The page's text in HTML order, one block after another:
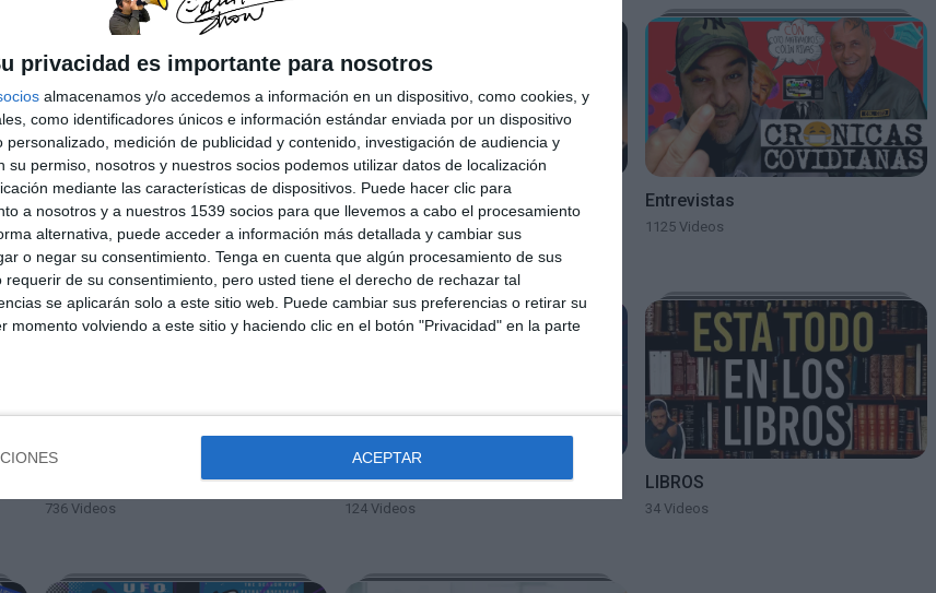
privacidad es importante para nosotros
almacenamos y/o accedemos a información en un dispositivo, como cookies, y
como identificadores únicos e información estándar enviada por un dispositivo
personalizado, medición de publicidad y contenido, investigación de audiencia y
su permiso, nosotros y nuestros socios podemos utilizar datos de localización
mediante las características de dispositivos. Puede hacer clic para
a nosotros y a nuestros 1539 socios para que llevemos a cabo el procesamiento
alternativa, puede acceder a información más detallada y cambiar sus
o negar su consentimiento. Tenga en cuenta que algún procesamiento de sus
de su consentimiento, pero usted tiene el derecho de rechazar tal
se aplicarán solo a este sitio web. Puede cambiar sus preferencias o retirar su
momento volviendo a este sitio y haciendo clic en el botón "Privacidad" en la parte
ACEPTAR
DOCUMENTALES
487 Videos
EL RINCON DE DIOS
8 Videos
Entrevistas
1125 Videos
FILOSOFIA Y POLÍTICA
736 Videos
GEOINGENIERIA
124 Videos
LIBROS
34 Videos